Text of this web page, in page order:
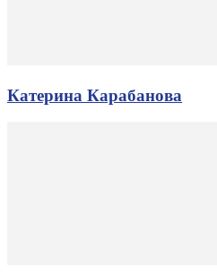
Катерина Карабанова